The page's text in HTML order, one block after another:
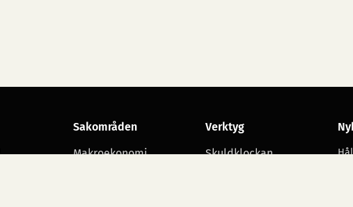
Sakområden
Makroekonomi
Verktyg
Skuldklockan